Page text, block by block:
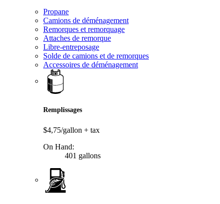
Propane
Camions de déménagement
Remorques et remorquage
Attaches de remorque
Libre-entreposage
Solde de camions et de remorques
Accessoires de déménagement
Remplissages
$4,75/gallon + tax
On Hand:
401 gallons